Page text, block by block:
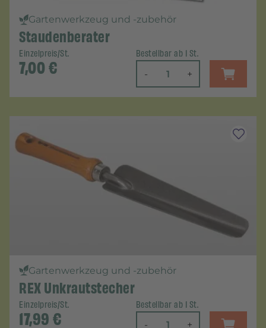
Gartenwerkzeug und -zubehör
Staudenberater
Einzelpreis/St.
7,00€
Bestellbar ab 1 St.
- +
Gartenwerkzeug und -zubehör
REX Unkrautstecher
Einzelpreis/St.
17,99€
Bestellbar ab 1 St.
- +